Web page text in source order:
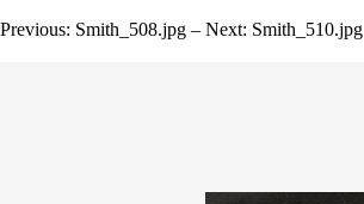
Previous: Smith_508.jpg – Next: Smith_510.jpg